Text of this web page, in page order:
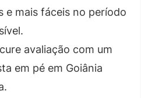
e mais fáceis no período
avaliação com um
em pé em Goiânia